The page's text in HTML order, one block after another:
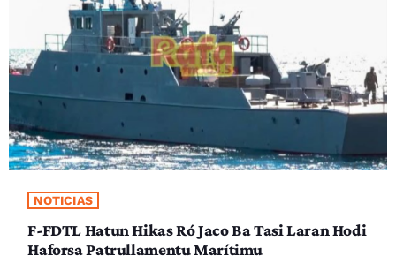
NOTICIAS
F-FDTL Hatun Hikas Ró Jaco Ba Tasi Laran Hodi
Haforsa Patrullamentu Marítimu